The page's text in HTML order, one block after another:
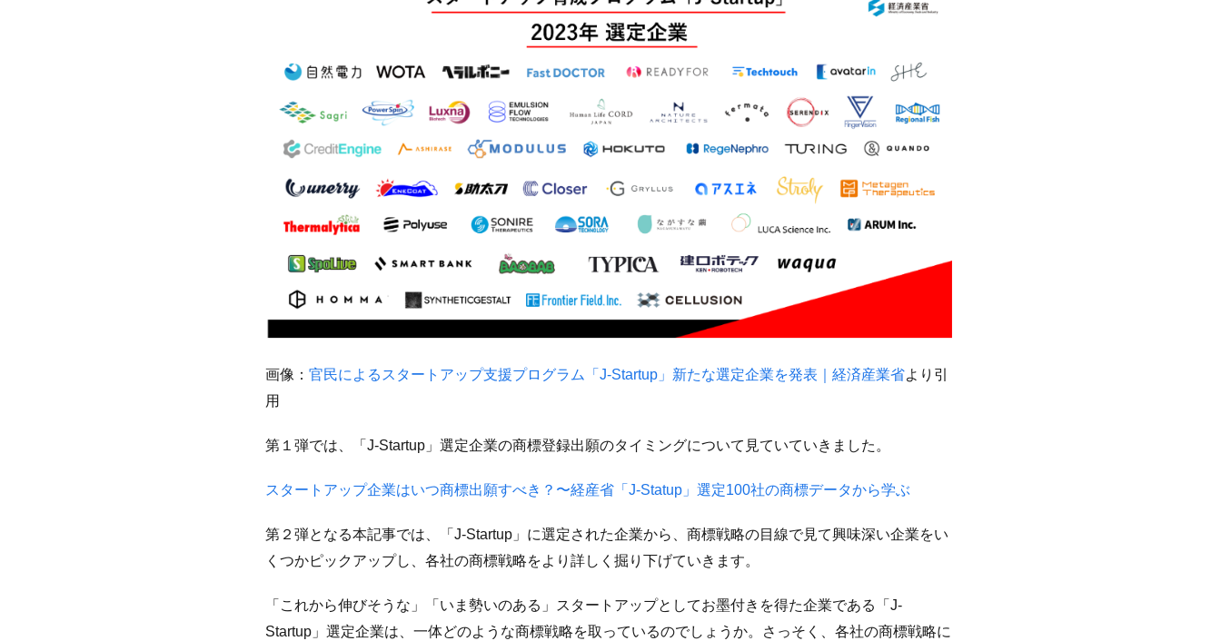
画像： 官民によるスタートアップ支援プログラム「J-Startup」新たな選定企業を発表｜経済産業省より引
用
第１弾では、「J-Startup」選定企業の商標登録出願のタイミングについて見ていていきました。
スタートアップ企業はいつ商標出願すべき？〜経産省「J-Statup」選定100社の商標データから学ぶ
第２弾となる本記事では、「J-Startup」に選定された企業から、商標戦略の目線で見て興味深い企業をい
くつかピックアップし、各社の商標戦略をより詳しく掘り下げていきます。
「これから伸びそうな」「いま勢いのある」スタートアップとしてお墨付きを得た企業である「J-
Startup」選定企業は、一体どのような商標戦略を取っているのでしょうか。さっそく、各社の商標戦略に